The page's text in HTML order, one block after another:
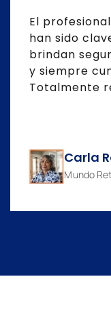
El
han sido
brindan
y siempre
Totalmente
Carla
Mundo